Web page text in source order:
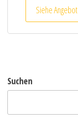
Siehe Angebot
Suchen